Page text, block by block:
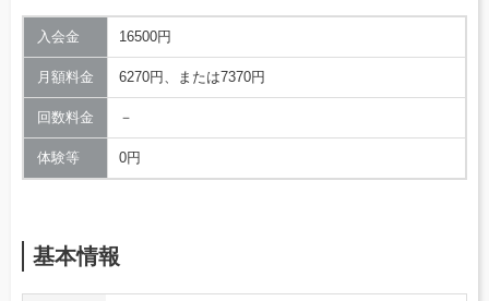
入会金 16500円
月額料金 6270円、または7370円
回数料金 －
体験等 0円
基本情報